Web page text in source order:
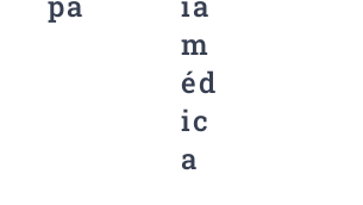
m
éd
ic
a